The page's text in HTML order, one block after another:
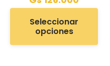
Seleccionar
opciones